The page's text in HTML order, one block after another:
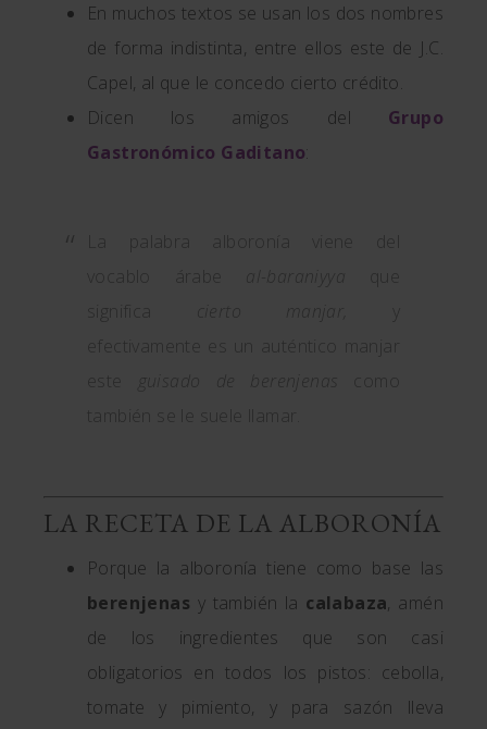
En muchos textos se usan los dos nombres
de forma indistinta, entre ellos este de J.C.
Capel, al que le concedo cierto crédito.
Dicen los amigos del Grupo
Gastronómico Gaditano:
al-baraniyya
significa
cierto manjar,
efectivamente es un auténtico manjar
este
guisado de berenjenas
como
también se le suele llamar.
LA RECETA DE LA ALBORONÍA
Porque la alboronía tiene como base las
berenjenas y también la calabaza, amén
de los ingredientes que son casi
obligatorios en todos los pistos: cebolla,
tomate y pimiento, y para sazón lleva